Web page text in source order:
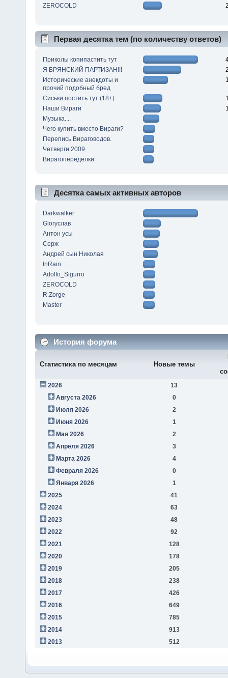
ZEROCOLD
Первая десятка тем (по количеству ответов)
Приколы копипастить тут
Я БРЯНСКИЙ ПАРТИЗАН!!!
Исторические анекдоты и
прочий подобный бред
Сиськи постить тут (18+)
Наши Вираги
Музыка....
Чего купить вместо Вираги?
Перепись Вираговодов.
Четверги 2009
Вирагопеределки
Десятка самых активных авторов
Darkwalker
Gloryслав
Антон усы
Серж
Андрей сын Николая
InRain
Adolfo_Sigurro
ZEROCOLD
R.Zorge
Master
История форума
Статистика по месяцам Новые темы
2026
13
Августа 2026
0
Июля 2026
2
Июня 2026
1
Мая 2026
2
Апреля 2026
3
Марта 2026
4
Февраля 2026
0
Января 2026
1
2025
41
2024
63
2023
48
2022
92
2021
128
2020
178
2019
205
2018
238
2017
426
2016
649
2015
785
2014
913
2013
512